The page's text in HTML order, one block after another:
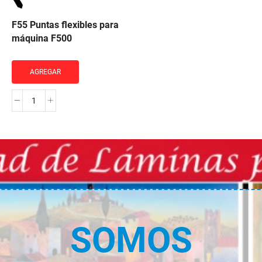
F55 Puntas flexibles para
máquina F500
AGREGAR
F55
para
máquina
F500
cantidad
SOMOS